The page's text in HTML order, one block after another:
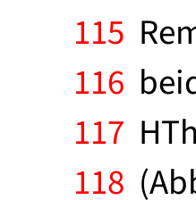
115
116
117
118